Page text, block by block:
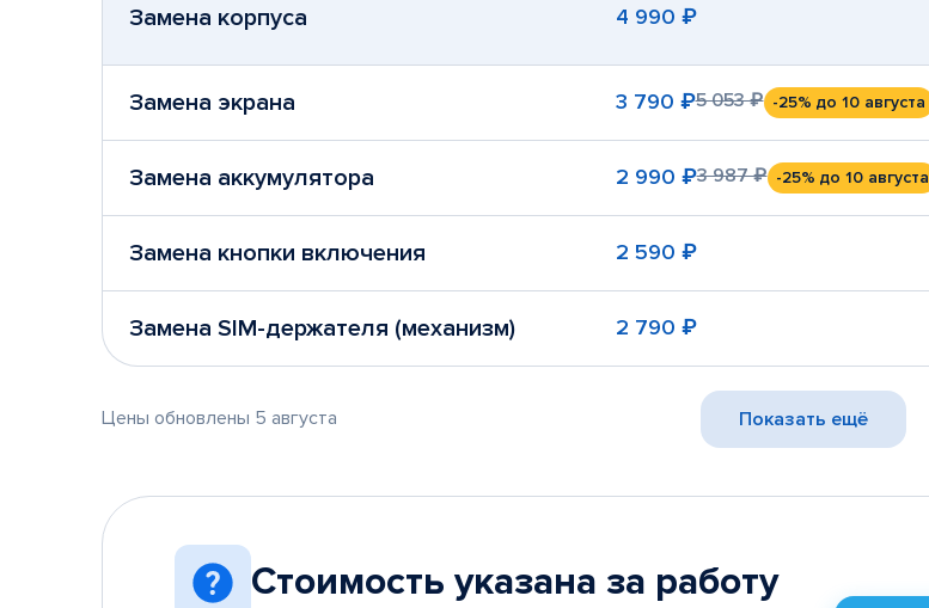
Замена корпуса 4 990 ₽
Замена экрана 3 790 ₽5 053 ₽ -25% до 10 августа
Замена аккумулятора 2 990 ₽3 987 ₽ -25% до 10 августа
Замена кнопки включения 2 590 ₽
Замена SIM-держателя (механизм) 2 790 ₽
Цены обновлены 5 августа Показать ещё
Стоимость указана за работу